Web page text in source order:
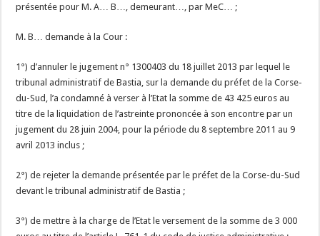
présentée pour M. A… B…, demeurant…, par MeC… ;
M. B… demande à la Cour :
1°) d’annuler le jugement n° 1300403 du 18 juillet 2013 par lequel le
tribunal administratif de Bastia, sur la demande du préfet de la Corse-
du-Sud, l’a condamné à verser à l’Etat la somme de 43 425 euros au
titre de la liquidation de l’astreinte prononcée à son encontre par un
jugement du 28 juin 2004, pour la période du 8 septembre 2011 au 9
avril 2013 inclus ;
2°) de rejeter la demande présentée par le préfet de la Corse-du-Sud
devant le tribunal administratif de Bastia ;
3°) de mettre à la charge de l’Etat le versement de la somme de 3 000